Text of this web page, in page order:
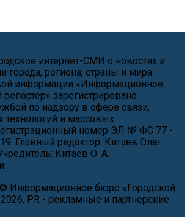
интернет-СМИ о новостях и
города, региона, страны и мира.
информации «Информационное
зарегистрировано
по надзору в сфере связи,
и массовых
номер ЭЛ № ФС 77 -
Главный редактор: Китаев Олег
Китаев О. А.
Информационное бюро «Городской
PR - рекламные и партнерские